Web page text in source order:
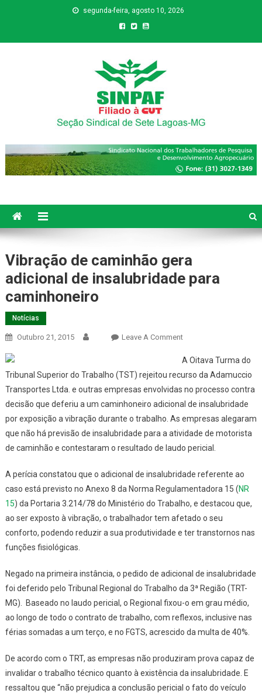
segunda-feira, agosto 10, 2026
Sinpaf
Vibração de caminhão gera
adicional de insalubridade para
caminhoneiro
Notícias
Outubro 21, 2015 Leave A CommentOn
De
Caminhão
Gera
Adicional
De
Insalubridade
Para
A Oitava Turma do
Tribunal Superior do Trabalho (TST) rejeitou recurso da Adamuccio
Transportes Ltda. e outras empresas envolvidas no processo contra
decisão que deferiu a um caminhoneiro adicional de insalubridade
por exposição a vibração durante o trabalho. As empresas alegaram
que não há previsão de insalubridade para a atividade de motorista
de caminhão e contestaram o resultado de laudo pericial.
A perícia constatou que o adicional de insalubridade referente ao
caso está previsto no Anexo 8 da Norma Regulamentadora 15 (NR
15) da Portaria 3.214/78 do Ministério do Trabalho, e destacou que,
ao ser exposto à vibração, o trabalhador tem afetado o seu
conforto, podendo reduzir a sua produtividade e ter transtornos nas
funções fisiológicas.
Negado na primeira instância, o pedido de adicional de insalubridade
foi deferido pelo Tribunal Regional do Trabalho da 3ª Região (TRT-
MG). Baseado no laudo pericial, o Regional fixou-o em grau médio,
ao longo de todo o contrato de trabalho, com reflexos, inclusive nas
férias somadas a um terço, e no FGTS, acrescido da multa de 40%.
De acordo com o TRT, as empresas não produziram prova capaz de
invalidar o trabalho técnico quanto à existência da insalubridade. E
ressaltou que “não prejudica a conclusão pericial o fato do veículo